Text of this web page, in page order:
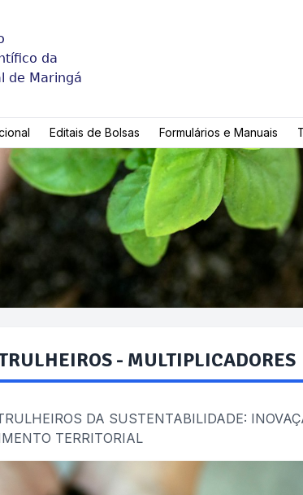
da
de Maringá
Editais de Bolsas Formulários e Manuais
- MULTIPLICADORES
DA SUSTENTABILIDADE:
TERRITORIAL